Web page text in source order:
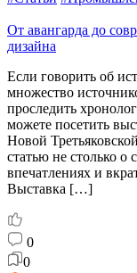
От авангарда до
дизайна
Если говорить об
множество
проследить
можете посетить
Новой
статью не столько о
впечатлениях и
Выставка […]
0
0